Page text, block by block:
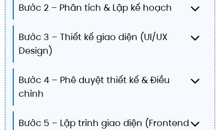
Bước 2 – Phân tích & Lập kế hoạch
Bước 3 – Thiết kế giao diện (UI/UX
Design)
Bước 4 – Phê duyệt thiết kế & Điều
chỉnh
Bước 5 – Lập trình giao diện (Frontend